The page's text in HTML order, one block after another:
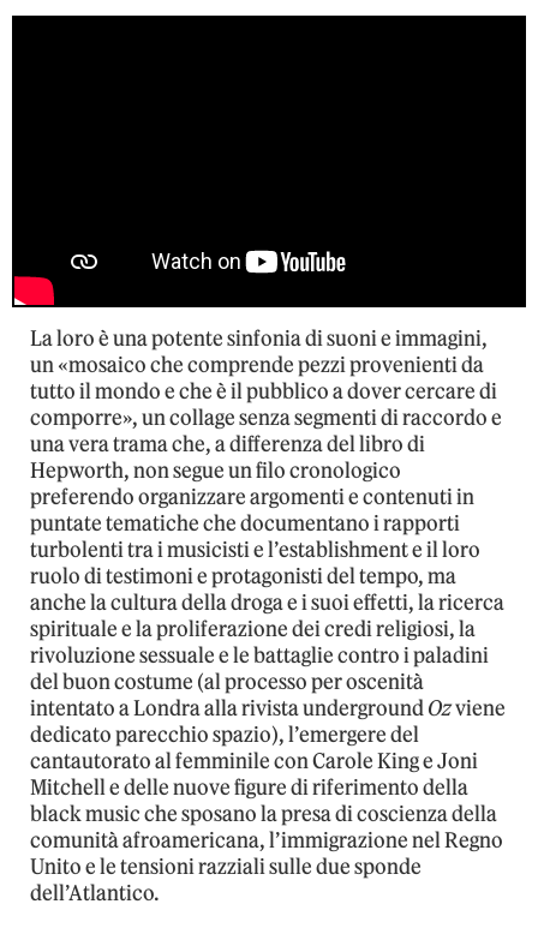
La loro è una potente sinfonia di suoni e immagini,
un «mosaico che comprende pezzi provenienti da
tutto il mondo e che è il pubblico a dover cercare di
comporre», un collage senza segmenti di raccordo e
una vera trama che, a differenza del libro di
Hepworth, non segue un filo cronologico
preferendo organizzare argomenti e contenuti in
puntate tematiche che documentano i rapporti
turbolenti tra i musicisti e l’establishment e il loro
ruolo di testimoni e protagonisti del tempo, ma
anche la cultura della droga e i suoi effetti, la ricerca
spirituale e la proliferazione dei credi religiosi, la
rivoluzione sessuale e le battaglie contro i paladini
del buon costume (al processo per oscenità
intentato a Londra alla rivista undergroundOzviene
dedicato parecchio spazio), l’emergere del
cantautorato al femminile con Carole King e Joni
Mitchell e delle nuove figure di riferimento della
black music che sposano la presa di coscienza della
comunità afroamericana, l’immigrazione nel Regno
Unito e le tensioni razziali sulle due sponde
dell’Atlantico.